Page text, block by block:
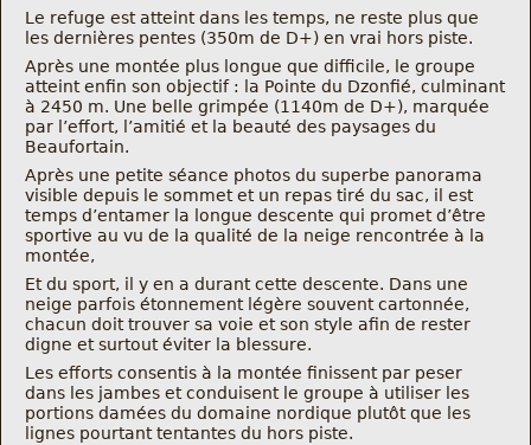
Le refuge est atteint dans les temps, ne reste plus que
les dernières pentes (350m de D+) en vrai hors piste.
Après une montée plus longue que difficile, le groupe
atteint enfin son objectif : la Pointe du Dzonfié, culminant
à 2450 m. Une belle grimpée (1140m de D+), marquée
par l’effort, l’amitié et la beauté des paysages du
Beaufortain.
Après une petite séance photos du superbe panorama
visible depuis le sommet et un repas tiré du sac, il est
temps d’entamer la longue descente qui promet d’être
sportive au vu de la qualité de la neige rencontrée à la
montée,
Et du sport, il y en a durant cette descente. Dans une
neige parfois étonnement légère souvent cartonnée,
chacun doit trouver sa voie et son style afin de rester
digne et surtout éviter la blessure.
Les efforts consentis à la montée finissent par peser
dans les jambes et conduisent le groupe à utiliser les
portions damées du domaine nordique plutôt que les
lignes pourtant tentantes du hors piste.